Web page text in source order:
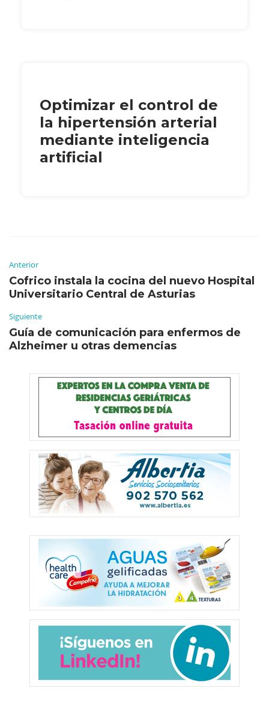
Optimizar el control de
la hipertensión arterial
mediante inteligencia
artificial
Anterior
Cofrico instala la cocina del nuevo Hospital
Universitario Central de Asturias
Siguiente
Guía de comunicación para enfermos de
Alzheimer u otras demencias